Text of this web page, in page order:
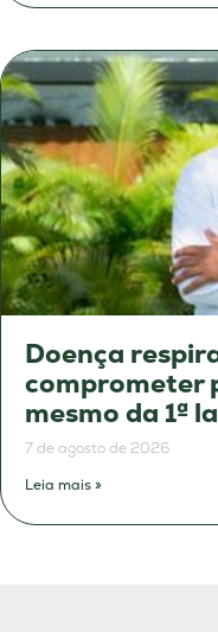
Doença
comprometer
mesmo da 1ª
7 de agosto de 2026
Leia mais »